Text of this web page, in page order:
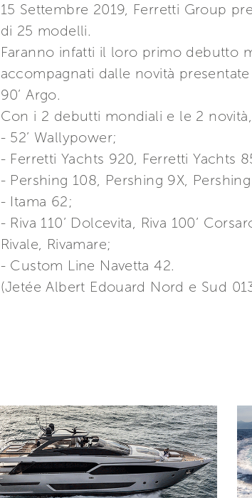
15 Settembre 2019, Ferretti Group
di 25 modelli.
Faranno infatti il loro primo debutto
accompagnati dalle novità
90’ Argo.
Con i 2 debutti mondiali e le 2
- 52’ Wallypower;
- Ferretti Yachts 920, Ferretti Yachts
- Pershing 108, Pershing 9X,
- Itama 62;
- Riva 110’ Dolcevita, Riva 100’
Rivale, Rivamare;
- Custom Line Navetta 42.
(Jetée Albert Edouard Nord e Sud